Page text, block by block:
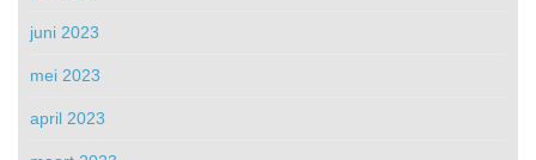
juni 2023
mei 2023
april 2023